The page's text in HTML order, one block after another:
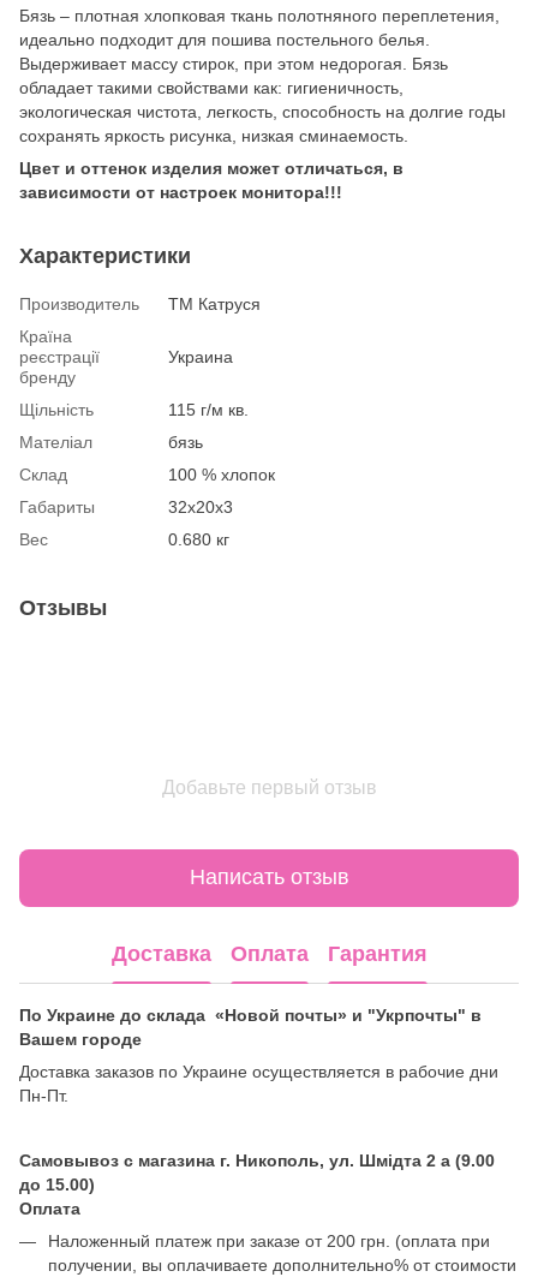
Бязь – плотная хлопковая ткань полотняного переплетения,
идеально подходит для пошива постельного белья.
Выдерживает массу стирок, при этом недорогая. Бязь
обладает такими свойствами как: гигиеничность,
экологическая чистота, легкость, способность на долгие годы
сохранять яркость рисунка, низкая сминаемость.
Цвет и оттенок изделия может отличаться, в
зависимости от настроек монитора!!!
Характеристики
Производитель
ТМ Катруся
Країна
реєстрації
бренду
Украина
Щільність
115 г/м кв.
Мателіал
бязь
Склад
100 % хлопок
Габариты
32х20х3
Вес
0.680 кг
Отзывы
Добавьте первый отзыв
Написать отзыв
Доставка Оплата Гарантия
По Украине до склада «Новой почты» и "Укрпочты" в
Вашем городе
Доставка заказов по Украине осуществляется в рабочие дни
Пн-Пт.
Самовывоз с магазина г. Никополь, ул. Шмідта 2 а (9.00
до 15.00)
Оплата
Наложенный платеж при заказе от 200 грн. (оплата при
получении, вы оплачиваете дополнительно% от стоимости